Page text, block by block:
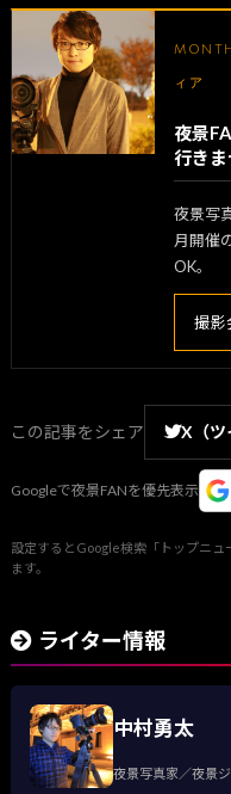
ィア
夜景
行きま
夜景写
月開催
OK。
撮影
この記事をシェア X（ツ
Googleで夜景FANを優先表示
設定するとGoogle検索「トップニュ
ます。
ライター情報
中村勇太
夜景写真家／夜景